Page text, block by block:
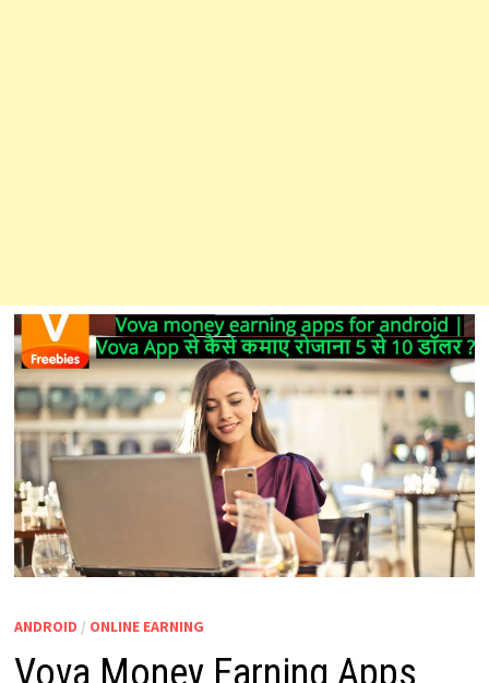
ANDROID / ONLINE EARNING
Vova Money Earning Apps